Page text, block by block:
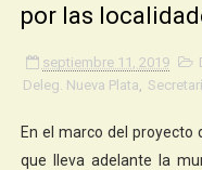
por las
septiembre 11, 2019
Deleg. Nueva Plata
En el marco del proyecto
que lleva adelante la